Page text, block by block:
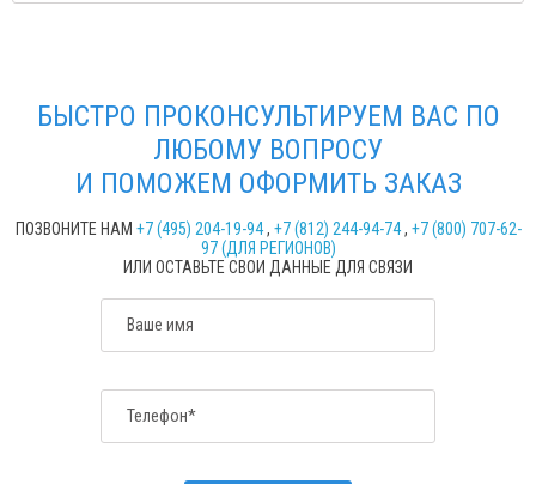
БЫСТРО ПРОКОНСУЛЬТИРУЕМ ВАС ПО
ЛЮБОМУ ВОПРОСУ
И ПОМОЖЕМ ОФОРМИТЬ ЗАКАЗ
ПОЗВОНИТЕ НАМ +7 (495) 204-19-94, +7 (812) 244-94-74, +7 (800) 707-62-
97 (ДЛЯ РЕГИОНОВ)
ИЛИ ОСТАВЬТЕ СВОИ ДАННЫЕ ДЛЯ СВЯЗИ
Ваше имя
Телефон*